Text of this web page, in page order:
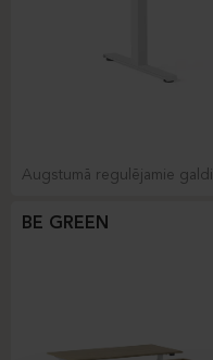
Augstumā regulējamie galdi
BE GREEN